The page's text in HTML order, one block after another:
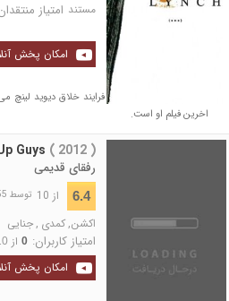
مستند امتیاز
امکان پخش
این مستند که پروژه ای از فرایند خلاق دیوید لینچ
اخرین فیلم او است.
Guys ( 2012 )
رفقای قدیمی
6.4 از 10 توسط 58,955 نفر در
اکشن, کمدی , جنایی
امتیاز کاربران: 0از
امکان پخش